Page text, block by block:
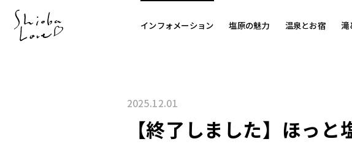
インフォメーション 塩原の魅力 温泉とお宿 滝
2025.12.01
【終了しました】ほっ